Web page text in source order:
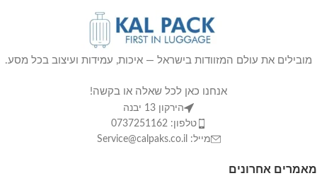
44×29×65 ס"מ | משקל:
מזוודה גדולה 28 אינץ':
50×32×75 ס"מ | משקל:
מאפיינים נוספים:מנעול קומבינציה מובנה, רוכסנים
מעובים ואפשרות הרחבה להגדלת הנפח.
3 שנות אחריות מלאה על הגלגלים
והמנגנונים.
מובילים את עולם המזוודות בישראל — איכות, עמידות ועיצוב בכל מסע.
אנחנו כאן לכל שאלה או בקשה!
הירקון 13 יבנה
טלפון: 0737251162
מייל: Service@calpaks.co.il
מאמרים אחרונים